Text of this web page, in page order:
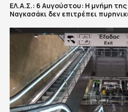
ΕΛ.Α.Σ.: 6 Αυγούστου: Η μνήμη της
Ναγκασάκι δεν επιτρέπει